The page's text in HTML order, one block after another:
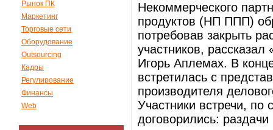
Рынок ПК
Маркетинг
Торговые сети
Оборудование
Outsourcing
Кадры
Регулирование
Финансы
Web
Некоммерческого
продуктов (НП ППП)
потребовав закрыть
участников,
Игорь Аплемах. В
встретилась с
производителя
Участники встречи,
договорились: